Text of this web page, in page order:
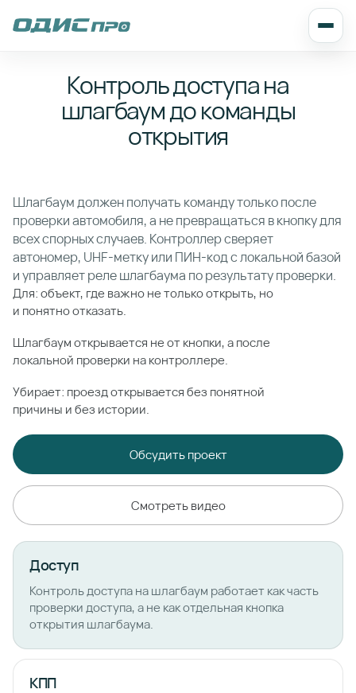
Контроль доступа на
шлагбаум до команды
открытия
Шлагбаум должен получать команду только после
проверки автомобиля, а не превращаться в кнопку для
всех спорных случаев. Контроллер сверяет
автономер, UHF-метку или ПИН-код с локальной базой
и управляет реле шлагбаума по результату проверки.
Для: объект, где важно не только открыть, но
и понятно отказать.
Шлагбаум открывается не от кнопки, а после
локальной проверки на контроллере.
Убирает: проезд открывается без понятной
причины и без истории.
Обсудить проект
Смотреть видео
Доступ
Контроль доступа на шлагбаум работает как часть
проверки доступа, а не как отдельная кнопка
открытия шлагбаума.
КПП